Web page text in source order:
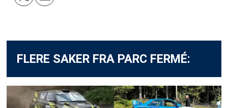
FLERE SAKER FRA PARC FERMÉ: